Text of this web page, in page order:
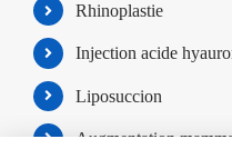
Rhinoplastie
Injection acide
Liposuccion
Augmentation